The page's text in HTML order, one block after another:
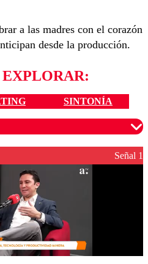
a las madres con el corazón
desde la producción.
SINTONÍA
para garantizar un
Señal 1